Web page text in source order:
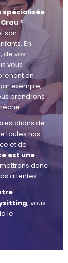
spécialisée
?
son
En
de vos
vous
en
exemple,
prendrons
de
toutes nos
et de
est une
donc
attentes.
, vous
le